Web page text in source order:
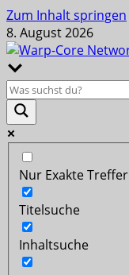
Zum Inhalt springen
8. August 2026
Nur Exakte Treffer
Titelsuche
Inhaltsuche